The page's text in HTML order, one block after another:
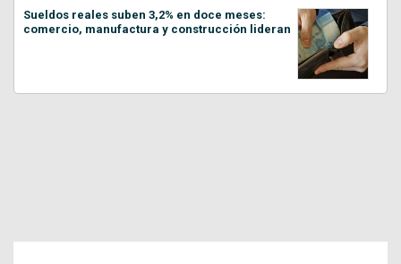
Sueldos reales suben 3,2% en doce meses:
comercio, manufactura y construcción lideran